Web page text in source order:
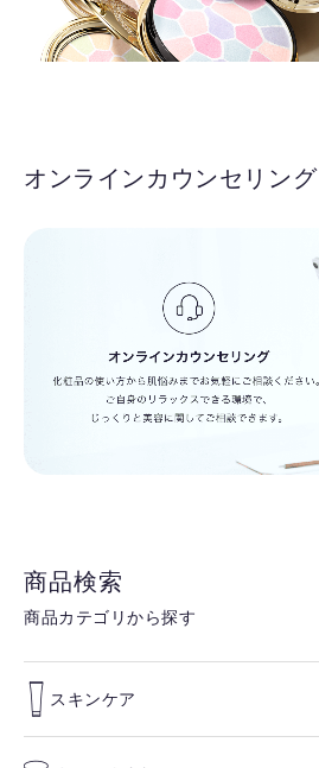
オンラインカウンセリング
商品検索
商品カテゴリから探す
スキンケア